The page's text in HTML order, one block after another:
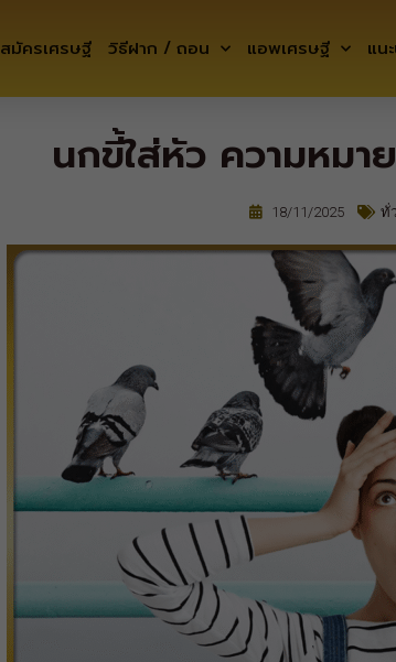
สมัครเศรษฐี วิธีฝาก / ถอน แอพเศรษฐี แน
นกขี้ใส่หัว ความหม
18/11/2025 ทั่